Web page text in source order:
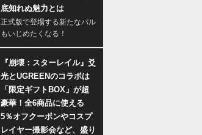
底知れぬ魅力とは
正式版で登場する新たなパル
もいじめたくなる！
『崩壊：スターレイル』爻
光とUGREENのコラボは
「限定ギフトBOX」が超
豪華！全6商品に使える
5％オフクーポンやコスプ
レイヤー撮影会など、盛り